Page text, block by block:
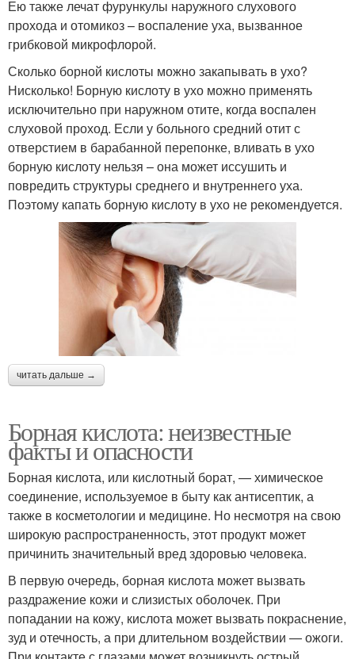
Ею также лечат фурункулы наружного слухового
прохода и отомикоз – воспаление уха, вызванное
грибковой микрофлорой.
Сколько борной кислоты можно закапывать в ухо?
Нисколько! Борную кислоту в ухо можно применять
исключительно при наружном отите, когда воспален
слуховой проход. Если у больного средний отит с
отверстием в барабанной перепонке, вливать в ухо
борную кислоту нельзя – она может иссушить и
повредить структуры среднего и внутреннего уха.
Поэтому капать борную кислоту в ухо не рекомендуется.
читать дальше →
Борная кислота: неизвестные
факты и опасности
Борная кислота, или кислотный борат, — химическое
соединение, используемое в быту как антисептик, а
также в косметологии и медицине. Но несмотря на свою
широкую распространенность, этот продукт может
причинить значительный вред здоровью человека.
В первую очередь, борная кислота может вызвать
раздражение кожи и слизистых оболочек. При
попадании на кожу, кислота может вызвать покраснение,
зуд и отечность, а при длительном воздействии — ожоги.